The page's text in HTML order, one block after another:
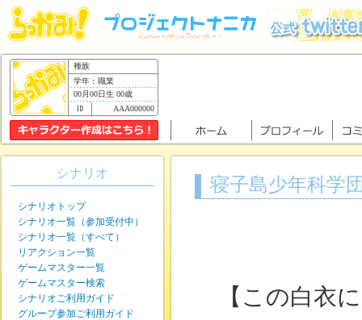
種族
学年：職業
00月00日生 00歳
AAA000000
寝子島少年科学
【この白衣
シナリオ
シナリオトップ
シナリオ一覧（参加受付中）
シナリオ一覧（すべて）
リアクション一覧
ゲームマスター一覧
ゲームマスター検索
シナリオご利用ガイド
グループ参加ご利用ガイド